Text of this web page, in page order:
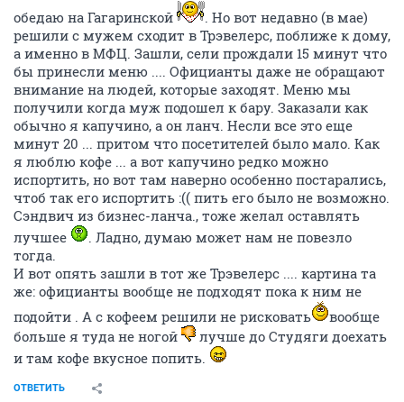
обедаю на Гагаринской
. Но вот недавно (в мае)
решили с мужем сходит в Трэвелерс, поближе к дому,
а именно в МФЦ. Зашли, сели прождали 15 минут что
бы принесли меню .... Официанты даже не обращают
внимание на людей, которые заходят. Меню мы
получили когда муж подошел к бару. Заказали как
обычно я капучино, а он ланч. Несли все это еще
минут 20 ... притом что посетителей было мало. Как
я люблю кофе ... а вот капучино редко можно
испортить, но вот там наверно особенно постарались,
чтоб так его испортить :(( пить его было не возможно.
Сэндвич из бизнес-ланча., тоже желал оставлять
лучшее
. Ладно, думаю может нам не повезло
тогда.
И вот опять зашли в тот же Трэвелерс .... картина та
же: официанты вообще не подходят пока к ним не
подойти . А с кофеем решили не рисковать
вообще
больше я туда не ногой
лучше до Студяги доехать
и там кофе вкусное попить.
ОТВЕТИТЬ